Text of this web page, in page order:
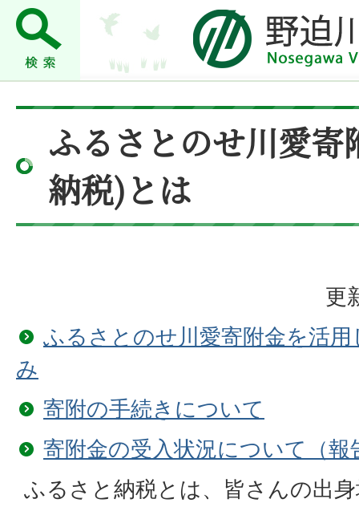
ふるさとのせ川愛寄
納税)とは
更
ふるさとのせ川愛寄附金を活
み
寄附の手続きについて
寄附金の受入状況について（報
ふるさと納税とは、皆さんの出